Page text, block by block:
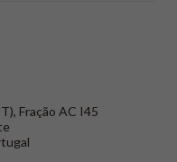
Fração AC I45